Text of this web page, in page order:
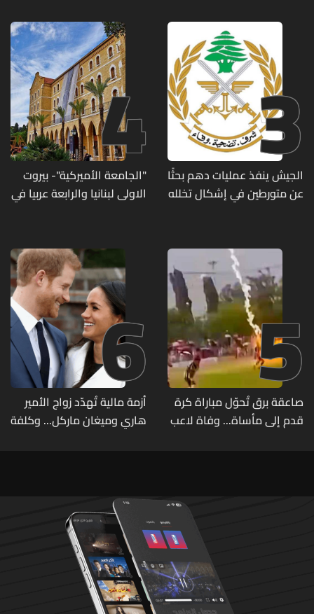
3
الجيش ينفذ عمليات دهم بحثًا
عن متورطين في إشكال تخلله
مزروعة بالماريجوانا
4
"الجامعة الأميركية"- بيروت
الاولى لبنانيا والرابعة عربيا في
5
صاعقة برق تُحوّل مباراة كرة
قدم إلى مأساة... وفاة لاعب
6
أزمة مالية تُهدّد زواج الأمير
هاري وميغان ماركل... وكلفة